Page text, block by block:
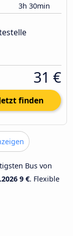
3h 30min
31 €
finden
Bus von
9 €. Flexible